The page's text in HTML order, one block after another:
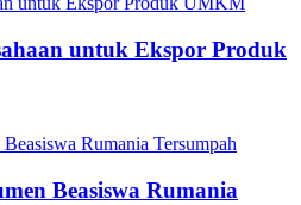
untuk Ekspor Produk
Beasiswa Rumania